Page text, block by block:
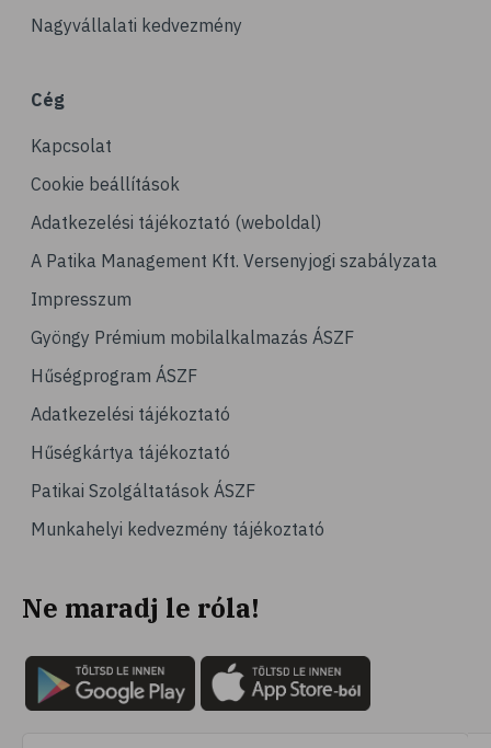
# tornagyakorlatok
# edzés
# fizikai aktivitás
# gyorsgyaloglás
# relaxáció
# sportolás
# sípálya
# sífutás
# curling
# Egészség
# immunrendszer
# izomerősítés
# utazás
# nyaralás
Nagyvállalati kedvezmény
Cég
Kapcsolat
Cookie beállítások
Adatkezelési tájékoztató (weboldal)
A Patika Management Kft. Versenyjogi szabályzata
Impresszum
Gyöngy Prémium mobilalkalmazás ÁSZF
Hűségprogram ÁSZF
Adatkezelési tájékoztató
Hűségkártya tájékoztató
Patikai Szolgáltatások ÁSZF
Munkahelyi kedvezmény tájékoztató
Ne maradj le róla!